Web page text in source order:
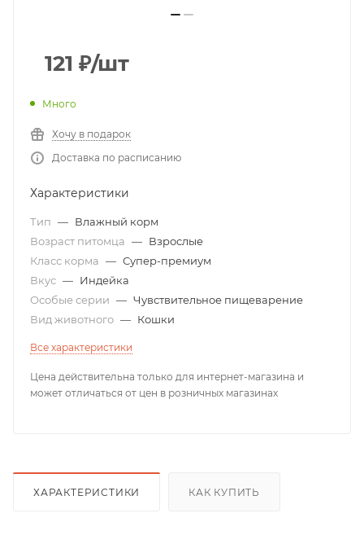
121 ₽/шт
Много
Хочу в подарок
Доставка по расписанию
Характеристики
Тип — Влажный корм
Возраст питомца — Взрослые
Класс корма — Супер-премиум
Вкус — Индейка
Особые серии — Чувствительное пищеварение
Вид животного — Кошки
Все характеристики
Цена действительна только для интернет-магазина и
может отличаться от цен в розничных магазинах
ХАРАКТЕРИСТИКИ КАК КУПИТЬ